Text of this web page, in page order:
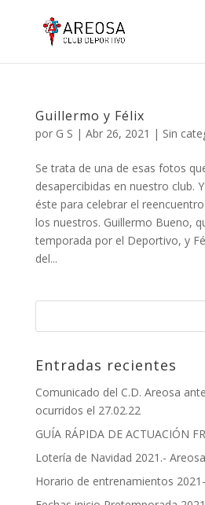
Guillermo y Félix
por G S | Abr 26, 2021 | Sin
Se trata de una de esas fotos
desapercibidas en nuestro club.
éste para celebrar el
los nuestros. Guillermo Bueno,
temporada por el Deportivo, y
del...
Entradas recientes
Comunicado del C.D. Areosa
ocurridos el 27.02.22
GUÍA RÁPIDA DE ACTUACIÓN
Lotería de Navidad 2021.-
Horario de entrenamientos